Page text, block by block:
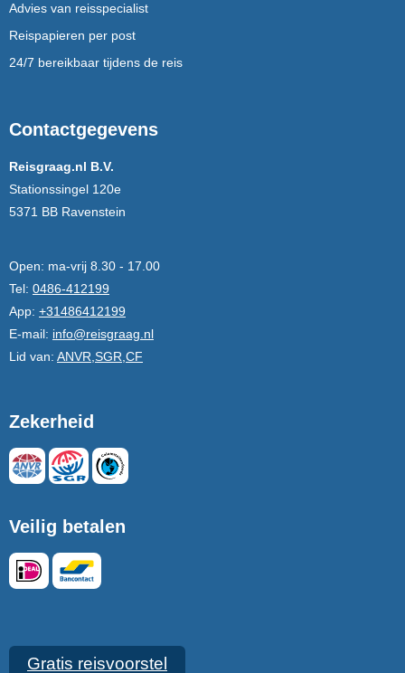
Advies van reisspecialist
Reispapieren per post
24/7 bereikbaar tijdens de reis
Contactgegevens
Reisgraag.nl B.V.
Stationssingel 120e
5371 BB Ravenstein
Open: ma-vrij 8.30 - 17.00
Tel: 0486-412199
App: +31486412199
E-mail: info@reisgraag.nl
Lid van: ANVR,SGR,CF
Zekerheid
Veilig betalen
Gratis reisvoorstel